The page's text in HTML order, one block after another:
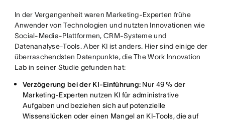
In der Vergangenheit waren Marketing-Experten frühe
Anwender von Technologien und nutzten Innovationen wie
Social-Media-Plattformen, CRM-Systeme und
Datenanalyse-Tools. Aber KI ist anders. Hier sind einige der
überraschendsten Datenpunkte, die The Work Innovation
Lab in seiner Studie gefunden hat:
Verzögerung bei der KI-Einführung: Nur 49 % der
Marketing-Experten nutzen KI für administrative
Aufgaben und beziehen sich auf potenzielle
Wissenslücken oder einen Mangel an KI-Tools, die auf